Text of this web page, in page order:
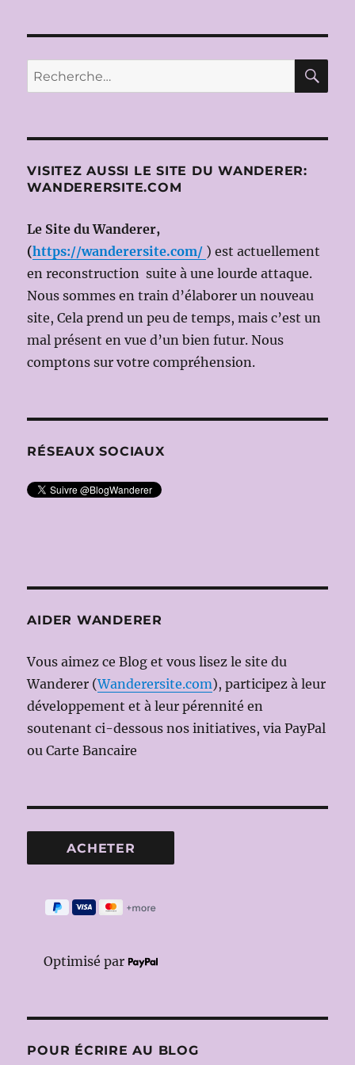
BERG
le
6
MARS
James
publications
ANT
E
Recherche
pour :
VISITEZ AUSSI LE SITE DU WANDERER:
WANDERERSITE.COM
Le Site du Wanderer,
(https://wanderersite.com/ ) est actuellement
en reconstruction suite à une lourde attaque.
Nous sommes en train d’élaborer un nouveau
site, Cela prend un peu de temps, mais c’est un
mal présent en vue d’un bien futur. Nous
comptons sur votre compréhension.
RÉSEAUX SOCIAUX
AIDER WANDERER
Vous aimez ce Blog et vous lisez le site du
Wanderer (Wanderersite.com), participez à leur
développement et à leur pérennité en
soutenant ci-dessous nos initiatives, via PayPal
ou Carte Bancaire
Optimisé par
POUR ÉCRIRE AU BLOG